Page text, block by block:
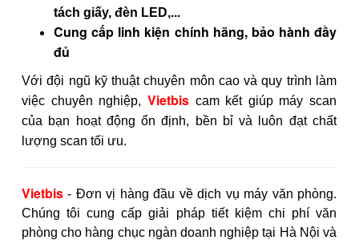
tách giấy, đèn LED,...
Cung cấp linh kiện chính hãng, bảo hành đầy
đủ
Với đội ngũ kỹ thuật chuyên môn cao và quy trình làm
việc chuyên nghiệp, Vietbiscam kết giúp máy scan
của bạn hoạt động ổn định, bền bỉ và luôn đạt chất
lượng scan tối ưu.
Vietbis- Đơn vị hàng đầu về dịch vụ máy văn phòng.
Chúng tôi cung cấp giải pháp tiết kiệm chi phí văn
phòng cho hàng chục ngàn doanh nghiệp tại Hà Nội và